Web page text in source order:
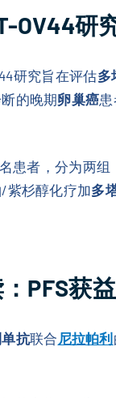
OV44
研究旨在评估多
的晚期卵巢癌
患者，分为两
紫杉醇化疗加多
PFS获
抗联合 尼拉帕利